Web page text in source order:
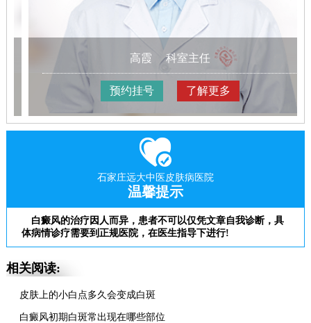
高霞 科室主任
预约挂号 了解更多
石家庄远大中医皮肤病医院
温馨提示
白癜风的治疗因人而异，患者不可以仅凭文章自我诊断，具
体病情诊疗需要到正规医院，在医生指导下进行!
相关阅读:
皮肤上的小白点多久会变成白斑
白癜风初期白斑常出现在哪些部位